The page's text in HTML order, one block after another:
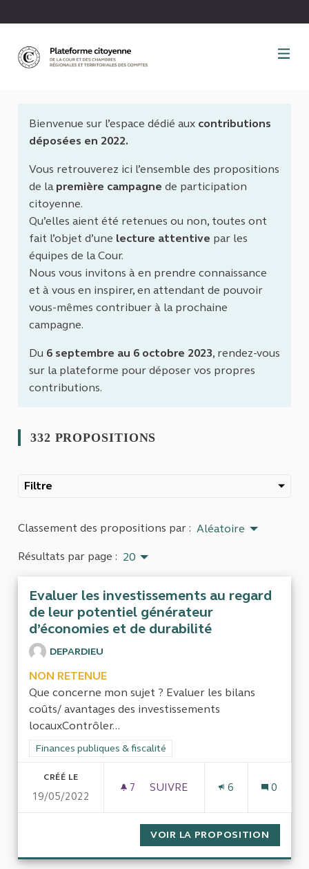
Bienvenue sur l’espace dédié aux contributions
déposées en 2022.
Vous retrouverez ici l’ensemble des propositions
de la première campagne de participation
citoyenne.
Qu’elles aient été retenues ou non, toutes ont
fait l’objet d’une lecture attentive par les
équipes de la Cour.
Nous vous invitons à en prendre connaissance
et à vous en inspirer, en attendant de pouvoir
vous-mêmes contribuer à la prochaine
campagne.
Du 6 septembre au 6 octobre 2023, rendez-vous
sur la plateforme pour déposer vos propres
contributions.
332 PROPOSITIONS
Filtre
Classement des propositions par : Aléatoire
Résultats par page : 20
Evaluer les investissements au regard
de leur potentiel générateur
d’économies et de durabilité
DEPARDIEU
NON RETENUE
Que concerne mon sujet ? Evaluer les bilans
coûts/ avantages des investissements
locauxContrôler...
Filtrer les résultats de la catégorie : Finances publiques &
Finances publiques & fiscalité
CRÉÉ LE
19/05/2022
7 7 ABONNÉS
SUIVRE
6 0
VOIR LA PROPOSITION